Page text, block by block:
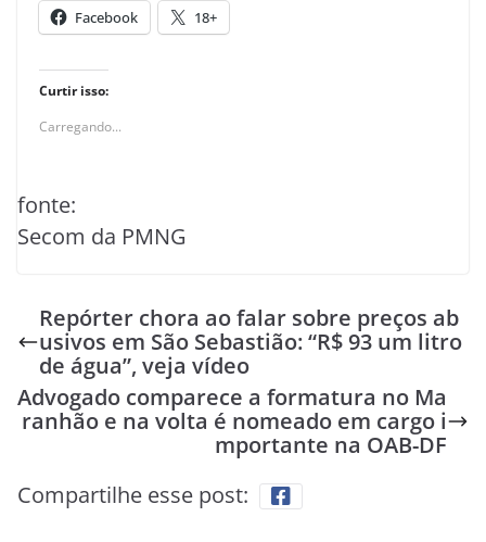
Facebook 18+
Curtir isso:
Carregando...
fonte:
Secom da PMNG
Repórter chora ao falar sobre preços ab
usivos em São Sebastião: “R$ 93 um litro
de água”, veja vídeo
Advogado comparece a formatura no Ma
ranhão e na volta é nomeado em cargo i
mportante na OAB-DF
Compartilhe esse post: